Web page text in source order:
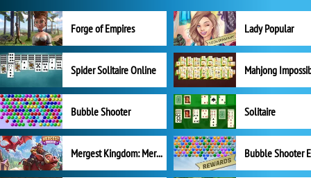
Forge of Empires Lady Popular
Spider Solitaire Online Mahjong
Bubble Shooter Solitaire
Mergest Kingdom: Merge Puzzle